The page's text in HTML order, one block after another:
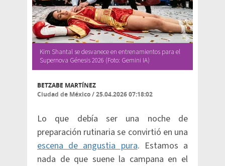
Kim Shantal se desvanece en entrenamientos para el
Supernova Génesis 2026 (Foto: Gemini IA)
BETZABE MARTÍNEZ
Ciudad de México/25.04.2026 07:18:02
Lo que debía ser una noche de
preparación rutinaria se convirtió en una
escena de angustia pura. Estamos a
nada de que suene la campana en el